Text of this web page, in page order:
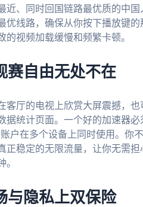
近、同时回国链路最优质的中
优线路，确保从你按下播放键
视频加载缓慢和频繁卡顿。
赛自由无处不在
厅的电视上欣赏大屏震撼，也
统计页面。一个好的加速器必
户在多个设备上同时使用。你
正稳定的无限流量，让你无需
。
与隐私上双保险